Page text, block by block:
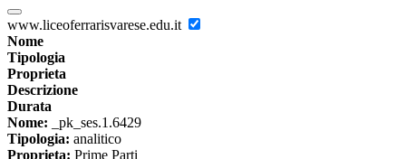
www.liceoferrarisvarese.edu.it
Nome
Tipologia
Proprieta
Descrizione
Durata
Nome: _pk_ses.1.6429
Tipologia: analitico
Proprieta: Prime Parti